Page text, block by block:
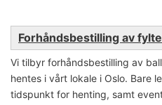
Forhåndsbestilling av
Vi tilbyr forhåndsbestilling av
hentes i vårt lokale i Oslo. Bare
tidspunkt for henting, samt